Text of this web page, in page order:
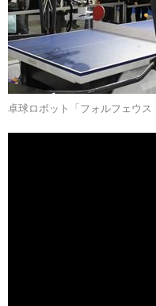
卓球ロボット「フォルフェウス